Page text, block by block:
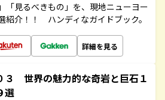
「見るべきもの」を、現地ニューヨー
紹介！！ ハンディなガイドブック。
詳細を見る
３ 世界の魅力的な奇岩と巨石１
選